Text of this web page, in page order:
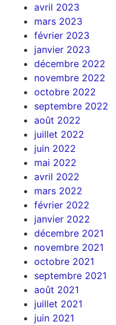
avril 2023
mars 2023
février 2023
janvier 2023
décembre 2022
novembre 2022
octobre 2022
septembre 2022
août 2022
juillet 2022
juin 2022
mai 2022
avril 2022
mars 2022
février 2022
janvier 2022
décembre 2021
novembre 2021
octobre 2021
septembre 2021
août 2021
juillet 2021
juin 2021